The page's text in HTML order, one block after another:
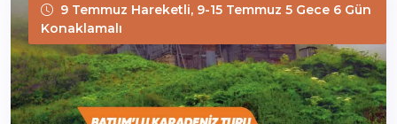
9 Temmuz Hareketli, 9-15 Temmuz 5 Gece 6 Gün
Konaklamalı